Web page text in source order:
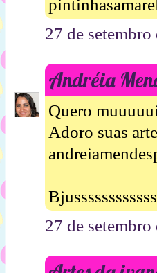
27 de
Andréia
Quero
Adoro suas
27 de